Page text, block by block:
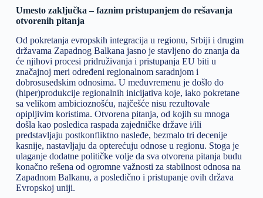
Umesto zaključka – faznim pristupanjem do rešavanja
otvorenih pitanja
Od pokretanja evropskih integracija u regionu, Srbiji i drugim
državama Zapadnog Balkana jasno je stavljeno do znanja da
će njihovi procesi pridruživanja i pristupanja EU biti u
značajnoj meri određeni regionalnom saradnjom i
dobrosusedskim odnosima. U međuvremenu je došlo do
(hiper)produkcije regionalnih inicijativa koje, iako pokretane
sa velikom ambicioznošću, najčešće nisu rezultovale
opipljivim koristima. Otvorena pitanja, od kojih su mnoga
došla kao posledica raspada zajedničke države i/ili
predstavljaju postkonfliktno nasleđe, bezmalo tri decenije
kasnije, nastavljaju da opterećuju odnose u regionu. Stoga je
ulaganje dodatne političke volje da sva otvorena pitanja budu
konačno rešena od ogromne važnosti za stabilnost odnosa na
Zapadnom Balkanu, a posledično i pristupanje ovih država
Evropskoj uniji.